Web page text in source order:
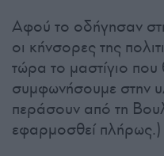
Αφού το οδήγησαν
οι κήνσορες της
τώρα το μαστίγιο
συμφωνήσουμε στην
περάσουν από τη
εφαρμοσθεί πλήρως.)